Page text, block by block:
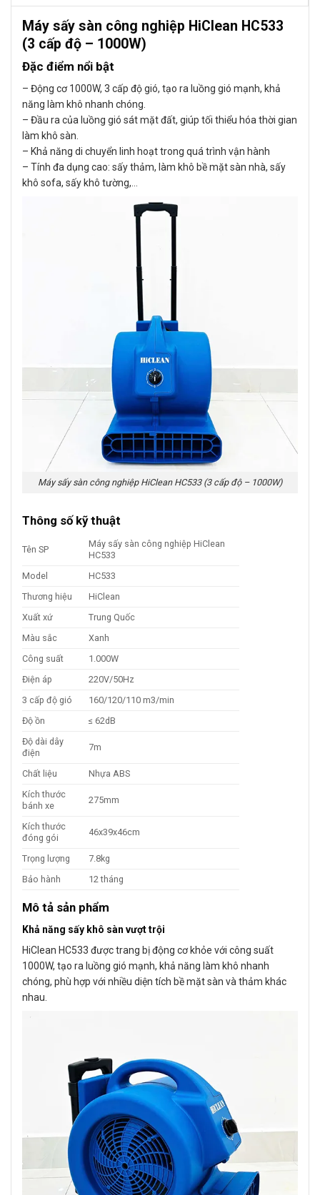
Máy sấy sàn công nghiệp HiClean HC533
(3 cấp độ – 1000W)
Đặc điểm nổi bật
– Động cơ 1000W, 3 cấp độ gió, tạo ra luồng gió mạnh, khả
năng làm khô nhanh chóng.
– Đầu ra của luồng gió sát mặt đất, giúp tối thiểu hóa thời gian
làm khô sàn.
– Khả năng di chuyển linh hoạt trong quá trình vận hành
– Tính đa dụng cao: sấy thảm, làm khô bề mặt sàn nhà, sấy
khô sofa, sấy khô tường,…
Máy sấy sàn công nghiệp HiClean HC533 (3 cấp độ – 1000W)
Thông số kỹ thuật
Tên SP
Máy sấy sàn công nghiệp HiClean
HC533
Model
HC533
Thương hiệu
HiClean
Xuất xứ
Trung Quốc
Màu sắc
Xanh
Công suất
1.000W
Điện áp
220V/50Hz
3 cấp độ gió
160/120/110 m3/min
Độ ồn
≤ 62dB
Độ dài dây
điện
7m
Chất liệu
Nhựa ABS
Kích thước
bánh xe
275mm
Kích thước
đóng gói
46x39x46cm
Trọng lượng
7.8kg
Bảo hành
12 tháng
Mô tả sản phẩm
Khả năng sấy khô sàn vượt trội
HiClean HC533 được trang bị động cơ khỏe với công suất
1000W, tạo ra luồng gió mạnh, khả năng làm khô nhanh
chóng, phù hợp với nhiều diện tích bề mặt sàn và thảm khác
nhau.